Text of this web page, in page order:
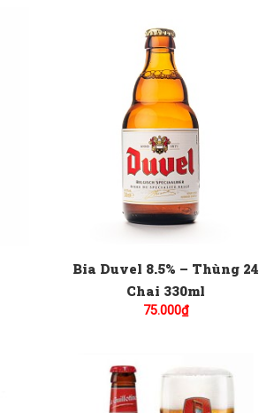
Bia Duvel 8.5% – Thùng 24
Chai 330ml
75.000₫